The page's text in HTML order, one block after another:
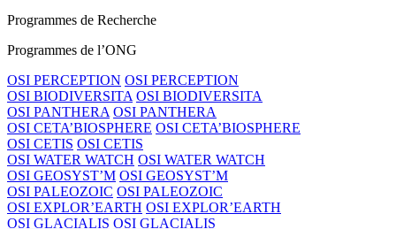
Programmes de Recherche
Programmes de l’ONG
OSI PERCEPTION OSI PERCEPTION
OSI BIODIVERSITA OSI BIODIVERSITA
OSI PANTHERA OSI PANTHERA
OSI CETA’BIOSPHERE OSI CETA’BIOSPHERE
OSI CETIS OSI CETIS
OSI WATER WATCH OSI WATER WATCH
OSI GEOSYST’M OSI GEOSYST’M
OSI PALEOZOIC OSI PALEOZOIC
OSI EXPLOR’EARTH OSI EXPLOR’EARTH
OSI GLACIALIS OSI GLACIALIS